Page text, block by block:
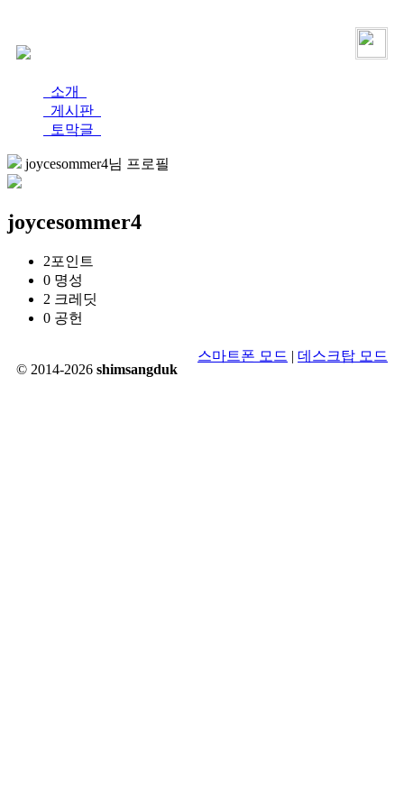
소개
게시판
토막글
joycesommer4님 프로필
joycesommer4
2포인트
0 명성
2 크레딧
0 공헌
© 2014-2026 shimsangduk
스마트폰 모드 | 데스크탑 모드